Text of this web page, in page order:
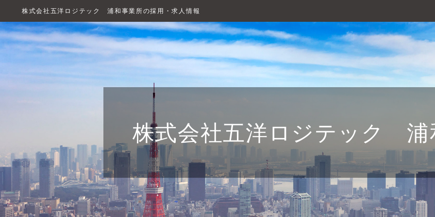
株式会社五洋ロジテック 浦和事業所の採用・求人情報
株式会社五洋ロジテック 浦